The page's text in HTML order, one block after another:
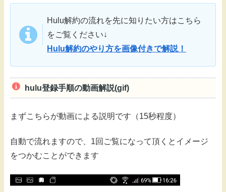
Hulu解約の流れを先に知りたい方はこちら
をご覧ください↓
Hulu解約のやり方を画像付きで解説！
hulu登録手順の動画解説(gif)
まずこちらが動画による説明です（15秒程度）
自動で流れますので、1回ご覧になって頂くとイメージ
をつかむことができます